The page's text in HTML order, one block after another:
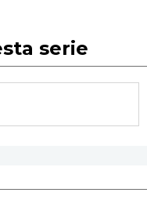
serie